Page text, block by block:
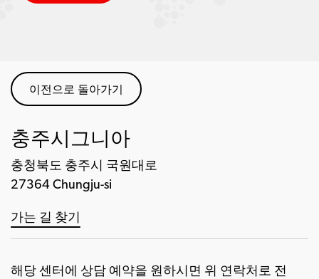
이전으로 돌아가기
충주시그니아
충청북도 충주시 국원대로
27364 Chungju-si
가는 길 찾기
해당 센터에 상담 예약을 원하시면 위 연락처로 전